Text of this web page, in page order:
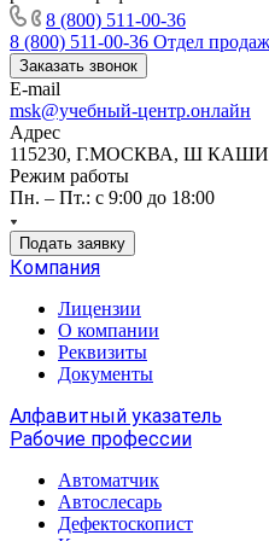
8 (800) 511-00-36
8 (800) 511-00-36 Отдел продаж
Заказать звонок
E-mail
msk@учебный-центр.онлайн
Адрес
115230, Г.МОСКВА, Ш
Режим работы
Пн. – Пт.: с 9:00 до 18:00
Подать заявку
Компания
Лицензии
О компании
Реквизиты
Документы
Алфавитный указатель
Рабочие профессии
Автоматчик
Автослесарь
Дефектоскопист